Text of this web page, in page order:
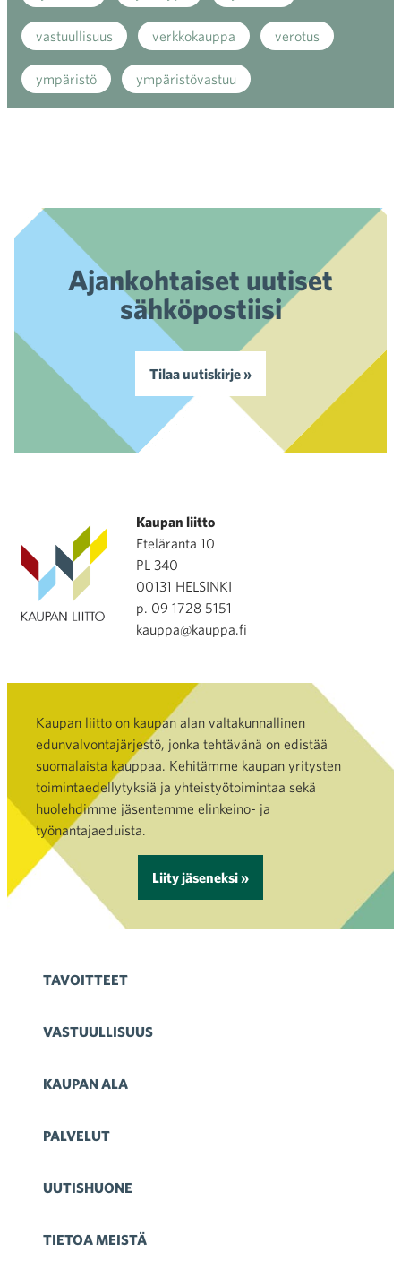
vastuullisuus verkkokauppa verotus
ympäristö ympäristövastuu
Ajankohtaiset uutiset
sähköpostiisi
Tilaa uutiskirje »
Kaupan liitto
Eteläranta 10
PL 340
00131 HELSINKI
p. 09 1728 5151
kauppa@kauppa.fi
Kaupan liitto on kaupan alan valtakunnallinen
edunvalvontajärjestö, jonka tehtävänä on edistää
suomalaista kauppaa. Kehitämme kaupan yritysten
toimintaedellytyksiä ja yhteistyötoimintaa sekä
huolehdimme jäsentemme elinkeino- ja
työnantajaeduista.
Liity jäseneksi »
TAVOITTEET
VASTUULLISUUS
KAUPAN ALA
PALVELUT
UUTISHUONE
TIETOA MEISTÄ